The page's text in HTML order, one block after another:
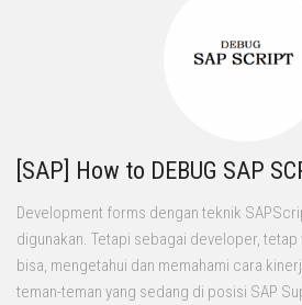
[SAP] How to DEBUG SAP
Development forms dengan teknik
digunakan. Tetapi sebagai developer,
bisa, mengetahui dan memahami cara
teman-teman yang sedang di posisi SAP